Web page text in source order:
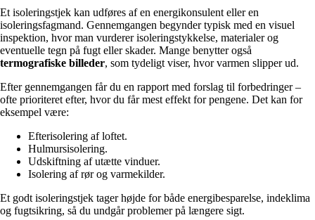
Et isoleringstjek kan udføres af en energikonsulent eller en
isoleringsfagmand. Gennemgangen begynder typisk med en visuel
inspektion, hvor man vurderer isoleringstykkelse, materialer og
eventuelle tegn på fugt eller skader. Mange benytter også
termografiske billeder, som tydeligt viser, hvor varmen slipper ud.
Efter gennemgangen får du en rapport med forslag til forbedringer –
ofte prioriteret efter, hvor du får mest effekt for pengene. Det kan for
eksempel være:
Efterisolering af loftet.
Hulmursisolering.
Udskiftning af utætte vinduer.
Isolering af rør og varmekilder.
Et godt isoleringstjek tager højde for både energibesparelse, indeklima
og fugtsikring, så du undgår problemer på længere sigt.